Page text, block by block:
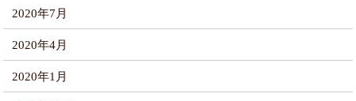
2020年7月
2020年4月
2020年1月